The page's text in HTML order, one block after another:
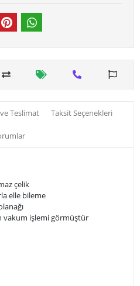
Teslimat Taksit Seçenekleri
çelik
elle bileme
vakum işlemi görmüştür